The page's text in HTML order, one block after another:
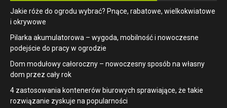
Jakie róże do ogrodu wybrać? Pnące, rabatowe, wielkokwiatowe
i okrywowe
Pilarka akumulatorowa – wygoda, mobilność i nowoczesne
podejście do pracy w ogrodzie
Dom modułowy całoroczny – nowoczesny sposób na własny
dom przez cały rok
4 zastosowania kontenerów biurowych sprawiające, że takie
rozwiązanie zyskuje na popularności